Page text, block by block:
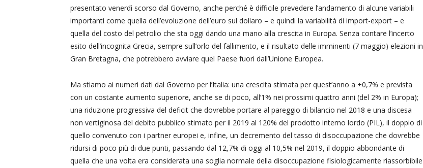
presentato venerdì scorso dal Governo, anche perché è difficile prevedere l’andamento di alcune variabili
importanti come quella dell’evoluzione dell’euro sul dollaro – e quindi la variabilità di import-export – e
quella del costo del petrolio che sta oggi dando una mano alla crescita in Europa. Senza contare l’incerto
esito dell’incognita Grecia, sempre sull’orlo del fallimento, e il risultato delle imminenti (7 maggio) elezioni in
Gran Bretagna, che potrebbero avviare quel Paese fuori dall’Unione Europea.
Ma stiamo ai numeri dati dal Governo per l’Italia: una crescita stimata per quest’anno a +0,7% e prevista
con un costante aumento superiore, anche se di poco, all’1% nei prossimi quattro anni (del 2% in Europa);
una riduzione progressiva del deficit che dovrebbe portare al pareggio di bilancio nel 2018 e una discesa
non vertiginosa del debito pubblico stimato per il 2019 al 120% del prodotto interno lordo (PIL), il doppio di
quello convenuto con i partner europei e, infine, un decremento del tasso di disoccupazione che dovrebbe
ridursi di poco più di due punti, passando dal 12,7% di oggi al 10,5% nel 2019, il doppio abbondante di
quella che una volta era considerata una soglia normale della disoccupazione fisiologicamente riassorbibile